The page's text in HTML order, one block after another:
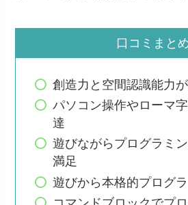
口コミまと
創造力と空間認識能力
パソコン操作やローマ
達
遊びながらプログラミ
満足
遊びから本格的プログ